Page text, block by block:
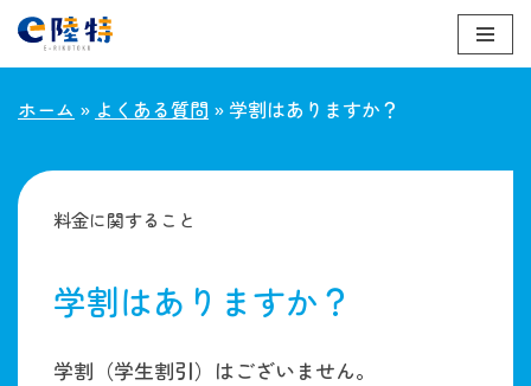
コ
テ
ツ
へ
ホーム » よくある質問 » 学割はありますか？
料金に関すること
学割はありますか？
学割（学生割引）はございません。